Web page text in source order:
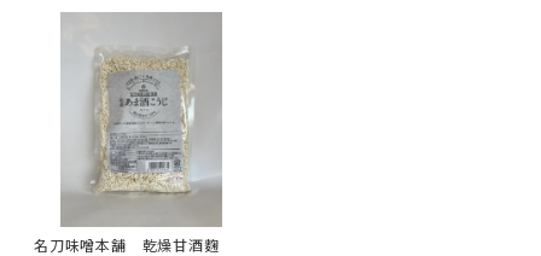
名刀味噌本舗 乾燥甘酒麴